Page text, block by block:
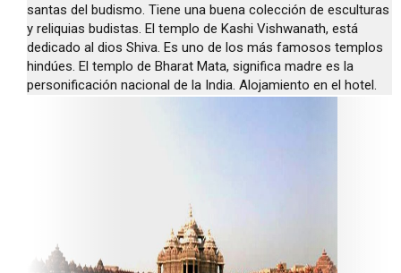
santas del budismo. Tiene una buena colección de esculturas
y reliquias budistas. El templo de Kashi Vishwanath, está
dedicado al dios Shiva. Es uno de los más famosos templos
hindúes. El templo de Bharat Mata, significa madre es la
personificación nacional de la India. Alojamiento en el hotel.